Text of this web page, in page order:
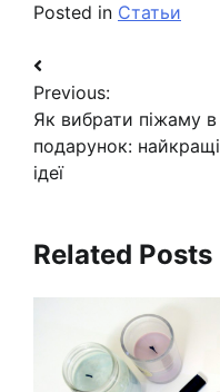
Posted in Статьи
Навигация
по
записям
Previous:
Як вибрати піжаму в
подарунок: найкращі
ідеї
Related Posts